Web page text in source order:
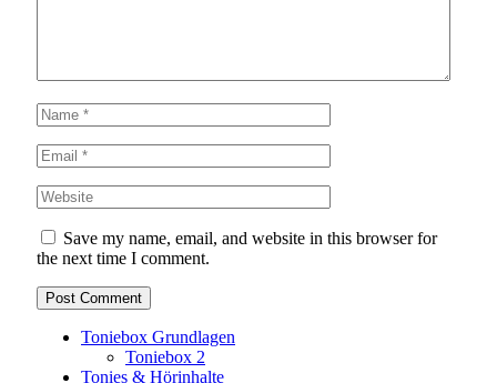
Save my name, email, and website in this browser for
the next time I comment.
Toniebox Grundlagen
Toniebox 2
Tonies & Hörinhalte